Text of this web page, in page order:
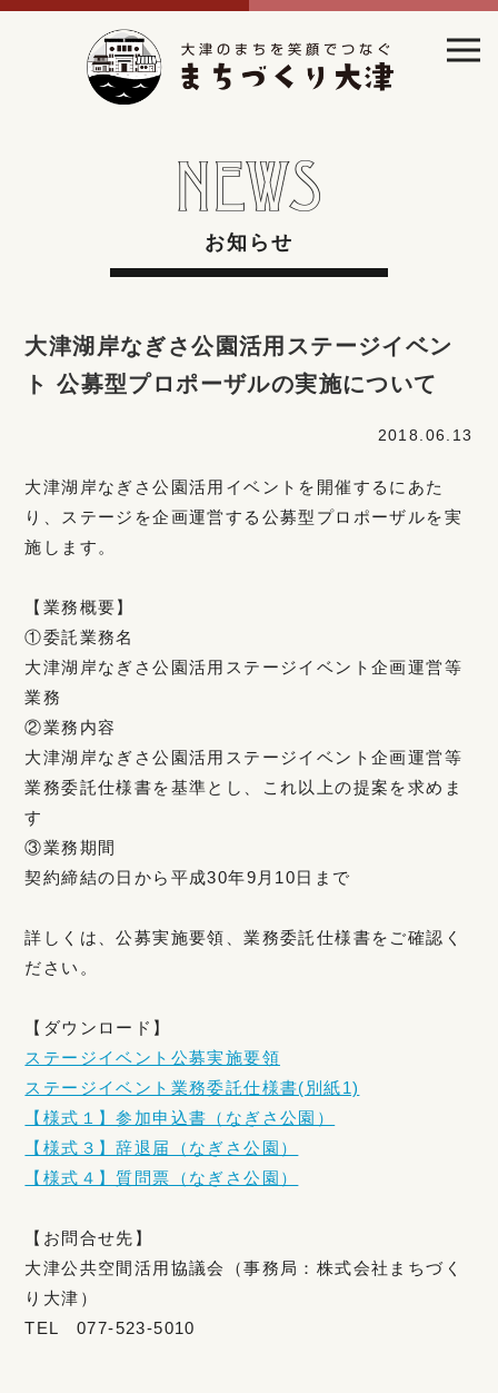
お知らせ
大津湖岸なぎさ公園活用ステージイベン
ト 公募型プロポーザルの実施について
2018.06.13
大津湖岸なぎさ公園活用イベントを開催するにあた
り、ステージを企画運営する公募型プロポーザルを実
施します。
【業務概要】
①委託業務名
大津湖岸なぎさ公園活用ステージイベント企画運営等
業務
②業務内容
大津湖岸なぎさ公園活用ステージイベント企画運営等
業務委託仕様書を基準とし、これ以上の提案を求めま
す
③業務期間
契約締結の日から平成30年9月10日まで
詳しくは、公募実施要領、業務委託仕様書をご確認く
ださい。
【ダウンロード】
ステージイベント公募実施要領
ステージイベント業務委託仕様書(別紙1)
【様式１】参加申込書（なぎさ公園）
【様式３】辞退届（なぎさ公園）
【様式４】質問票（なぎさ公園）
【お問合せ先】
大津公共空間活用協議会（事務局：株式会社まちづく
り大津）
TEL 077-523-5010